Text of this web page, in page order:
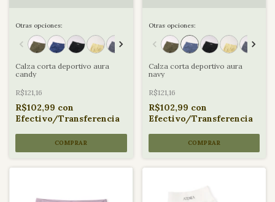
Otras opciones:
Calza corta deportivo aura
candy
R$121,16
R$102,99 con
Efectivo/Transferencia
COMPRAR
Otras opciones:
Calza corta deportivo aura
navy
R$121,16
R$102,99 con
Efectivo/Transferencia
COMPRAR